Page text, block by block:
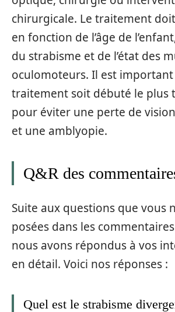
chirurgicale. Le traitement
en fonction de l’âge de
du strabisme et de l’état des
oculomoteurs. Il est
traitement soit débuté le plus
pour éviter une perte de
et une amblyopie.
Q&R des
Suite aux questions que vous
posées dans les
nous avons répondus à vos
en détail. Voici nos réponses :
Quel est le strabisme